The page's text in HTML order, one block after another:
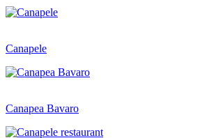
Canapele
Canapea Bavaro